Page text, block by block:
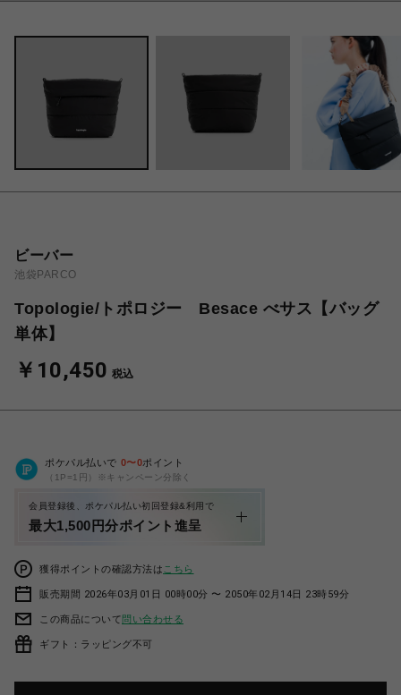
ビーバー
池袋PARCO
Topologie/トポロジー Besace べサス【バッグ
単体】
￥10,450 税込
ポケパル払いで 0〜0ポイント
（1P=1円）※キャンペーン分除く
会員登録後、ポケパル払い初回登録&利用で
最大1,500円分ポイント進呈
獲得ポイントの確認方法は こちら
販売期間 2026年03月01日 00時00分 〜 2050年02月14日 23時59分
この商品について問い合わせる
ギフト：ラッピング不可